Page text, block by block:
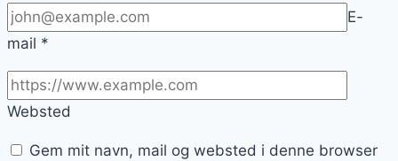
E-
mail *
Websted
Gem mit navn, mail og websted i denne browser